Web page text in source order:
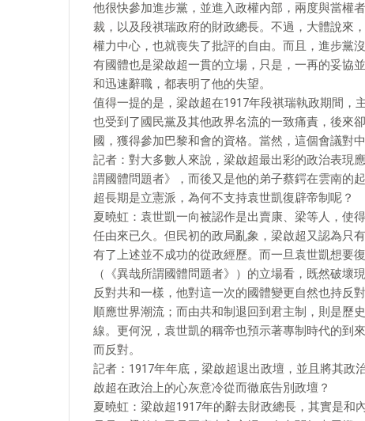
他很快參加進步黨，並進入政權內部，兩度與當權
裁，以及段祺瑞政府的財政總長。不過，大體說來
權力中心，也就喪失了批評的自由。而且，進步黨
有國體也是梁啟超一貫的立場，只是，一再的妥協
和迅速辭職，都表明了他的失望。
值得一提的是，梁啟超在1917年段祺瑞執政期間，
也受到了國民黨及其他政界名流的一致痛責，後來
國，獲得參加巴黎和會的資格。當然，這個會議對
記者：對大多數人來說，梁啟超最出彩的政治表現
謂國體問題者》，而後又是他的弟子蔡鍔在雲南的
超長期是立憲派，為何不支持袁世凱復辟帝制呢？
夏曉虹：袁世凱一向被認作是出賣康、梁等人，使
任由來已久。但民初的政局亂象，梁啟超又認為只
有了上述並不成功的從政經歷。而一旦袁世凱想要
（《異哉所謂國體問題者》）的立場看，既然破
反對共和一樣，他對這一次的國體變更自然也持反
順應世界潮流；而由共和制退回到君主制，則是歷
線。更何況，袁世凱的稱帝也預示著專制時代的到
而反對。
記者：1917年年底，梁啟超退出政壇，並且將其政
啟超在政治上的心灰意冷從而徹底告別政壇？
夏曉虹：梁啟超1917年的辭去財政總長，其實是和